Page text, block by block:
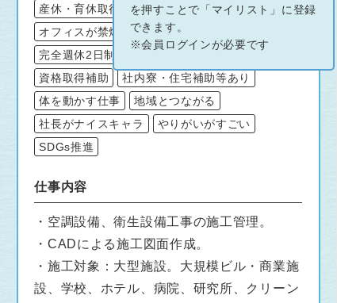
産休・育休取得実績あり
オフィスが禁煙・分煙
土・日・祝日休み
完全週休2日制
資格取得補助
社内寮・住宅補助等あり
体を動かす仕事
地域とつながる
社長がナイスキャラ
やりがいがすごい
SDGs推進
仕事内容
・空調設備、衛生設備工事の施工管理。
・CADによる施工図面作成。
・施工対象：大型施設。大規模ビル・商業施
設、学校、ホテル、病院、研究所、クリーン
を押すことで「マイリスト」に登録
できます。
※会員ログインが必要です